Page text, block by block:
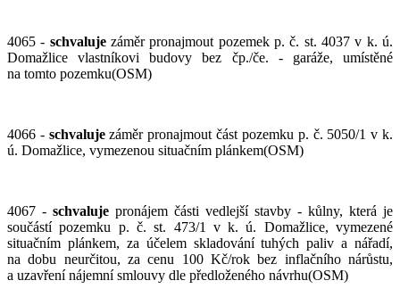
4065 - schvalujezáměr pronajmout pozemek p. č. st. 4037 v k. ú.
Domažlice vlastníkovi budovy bez čp./če. - garáže, umístěné
na tomto pozemku(OSM)
4066 - schvalujezáměr pronajmout část pozemku p. č. 5050/1 v k.
ú. Domažlice, vymezenou situačním plánkem(OSM)
4067 - schvaluje pronájem části vedlejší stavby - kůlny, která je
součástí pozemku p. č. st. 473/1 v k. ú. Domažlice, vymezené
situačním plánkem, za účelem skladování tuhých paliv a nářadí,
na dobu neurčitou, za cenu 100 Kč/rok bez inflačního nárůstu,
a uzavření nájemní smlouvy dle předloženého návrhu(OSM)